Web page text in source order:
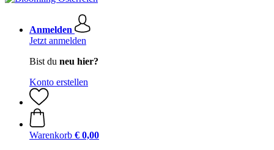
Anmelden
Jetzt anmelden
Bist du neu hier?
Konto erstellen
Warenkorb € 0,00